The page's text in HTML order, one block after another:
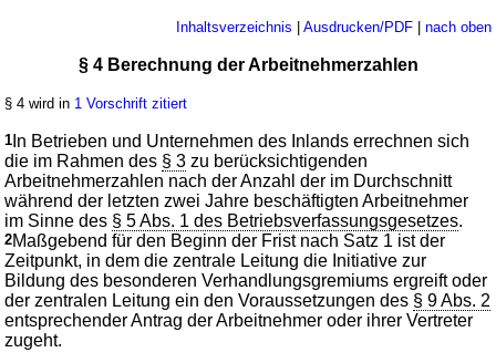
Inhaltsverzeichnis Ausdrucken/PDF| nach oben
§ 4 Berechnung der Arbeitnehmerzahlen
§ 4 wird in 1 Vorschrift zitiert
1 In Betrieben und Unternehmen des Inlands errechnen sich
die im Rahmen des § 3 zu berücksichtigenden
Arbeitnehmerzahlen nach der Anzahl der im Durchschnitt
während der letzten zwei Jahre beschäftigten Arbeitnehmer
im Sinne des § 5 Abs. 1 des Betriebsverfassungsgesetzes.
2Maßgebend für den Beginn der Frist nach Satz 1 ist der
Zeitpunkt, in dem die zentrale Leitung die Initiative zur
Bildung des besonderen Verhandlungsgremiums ergreift oder
der zentralen Leitung ein den Voraussetzungen des § 9 Abs. 2
entsprechender Antrag der Arbeitnehmer oder ihrer Vertreter
zugeht.